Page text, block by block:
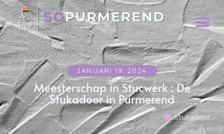
JANUARI 19, 2024
Meesterschap in Stucwerk : De
Stukadoor in Purmerend
Stukadoor